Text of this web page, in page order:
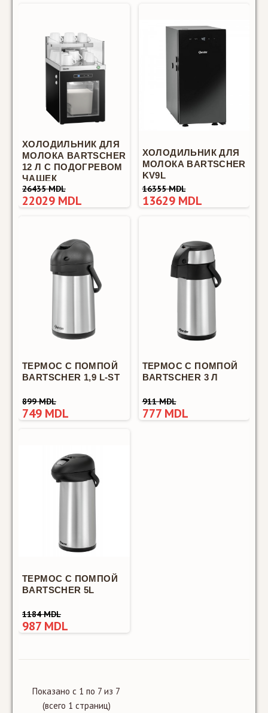
кофемашина
KV1 Comfort
71952 MDL
59900
MDL
кофемашина
Bartscher KV1
Comfort — 23
напитка и
рекламный экран
для бизнеса
Кофем..
SALE
для молока
Bartscher
ХОЛОДИЛЬНИК ДЛЯ
МОЛОКА BARTSCHER
12 Л С ПОДОГРЕВОМ
ЧАШЕК
26435 MDL
22029 MDL
ХОЛОДИЛЬНИК ДЛЯ
МОЛОКА BARTSCHER
KV9L
16355 MDL
13629 MDL
ТЕРМОС С ПОМПОЙ
BARTSCHER 1,9 L-ST
899 MDL
749 MDL
ТЕРМОС С ПОМПОЙ
BARTSCHER 3 Л
911 MDL
777 MDL
ТЕРМОС С ПОМПОЙ
BARTSCHER 5L
1184 MDL
987 MDL
Показано с 1 по 7 из 7
(всего 1 страниц)